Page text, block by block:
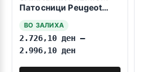
Патосници Peugeot
Automatic
ВО ЗАЛИХА
2.726,10 ден –
2.996,10 ден